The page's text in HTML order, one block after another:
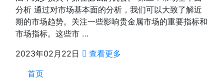
分析 通过对市场基本面的分析，我们可以大致了解近
期的市场趋势。关注一些影响贵金属市场的重要指标和
市场指标。这些市 …
2023年02月22日
查看更多
首页